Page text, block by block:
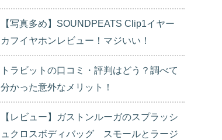
【写真多め】SOUNDPEATS Clip1イヤー
カフイヤホンレビュー！マジいい！
トラビットの口コミ・評判はどう？調べて
分かった意外なメリット！
【レビュー】ガストンルーガのスプラッシ
ュクロスボディバッグ スモールとラージ